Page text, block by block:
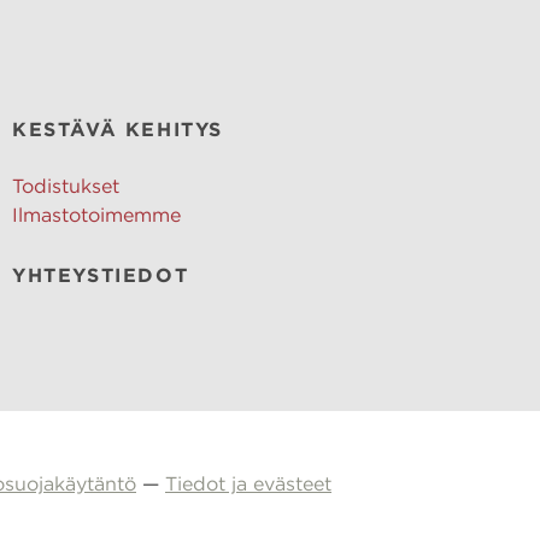
KESTÄVÄ KEHITYS
Todistukset
Ilmastotoimemme
YHTEYSTIEDOT
— Tiedot ja evästeet